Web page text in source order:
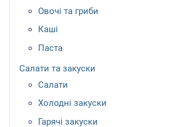
Овочі та гриби
Каші
Паста
Салати та закуски
Салати
Холодні закуски
Гарячі закуски